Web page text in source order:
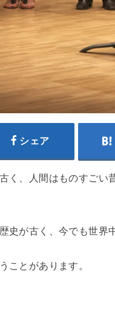
シェア
く、人間はものすご
史が古く、今でも世界
ことがあります。